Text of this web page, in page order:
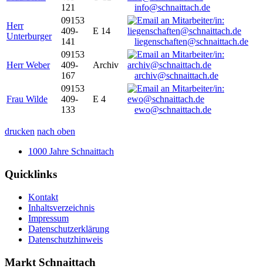
121
info@schnaittach.de
Herr
Unterburger
09153
409-
141
E 14
liegenschaften@schnaittach.de
Herr Weber
09153
409-
167
Archiv
archiv@schnaittach.de
Frau Wilde
09153
409-
133
E 4
ewo@schnaittach.de
drucken nach oben
1000 Jahre Schnaittach
Quicklinks
Kontakt
Inhaltsverzeichnis
Impressum
Datenschutzerklärung
Datenschutzhinweis
Markt Schnaittach